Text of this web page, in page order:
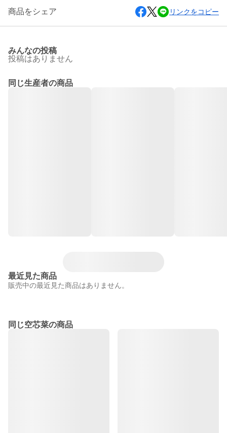
商品をシェア リンクをコピー
みんなの投稿
投稿はありません
同じ生産者の商品
最近見た商品
販売中の最近見た商品はありません。
同じ空芯菜の商品